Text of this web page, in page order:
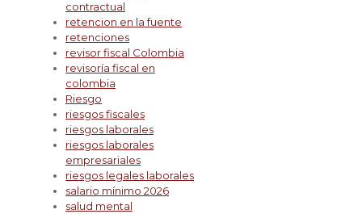
contractual
retencion en la fuente
retenciones
revisor fiscal Colombia
revisoría fiscal en
colombia
Riesgo
riesgos fiscales
riesgos laborales
riesgos laborales
empresariales
riesgos legales laborales
salario mínimo 2026
salud mental